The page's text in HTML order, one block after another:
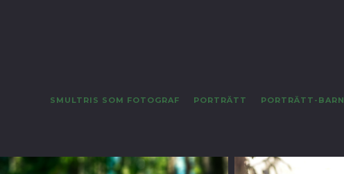
SMULTRIS SOM FOTOGRAF PORTRÄTT PORTRÄTT-BARN